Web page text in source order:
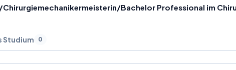
Bachelor Professional im
Studium 0